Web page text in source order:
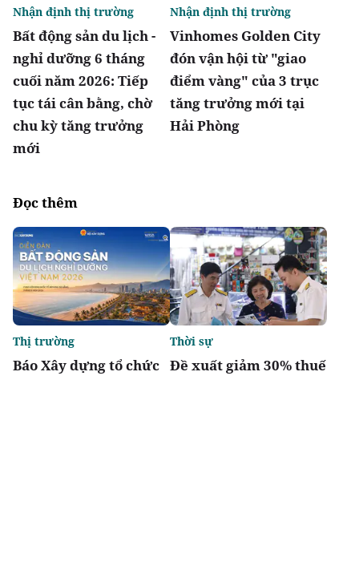
Bất động sản du lịch -
nghỉ dưỡng 6 tháng
cuối năm 2026: Tiếp
tục tái cân bằng, chờ
chu kỳ tăng trưởng
mới
Nhận định thị trường
Vinhomes Golden City
đón vận hội từ "giao
điểm vàng" của 3 trục
tăng trưởng mới tại
Hải Phòng
Nhận định thị trường
Đọc thêm
Báo Xây dựng tổ chức
Thị trường
Đề xuất giảm 30% thuế
Thời sự